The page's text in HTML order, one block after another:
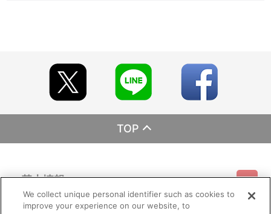
TOP
基本情報
We collect unique personal identifier such as cookies to
improve your experience on our website, to